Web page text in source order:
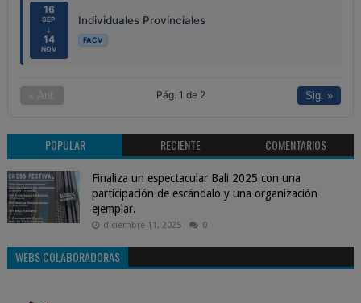
16
SEP
↓
14
NOV
Individuales Provinciales
FACV
« Ant. Pág. 1 de 2 Sig. »
POPULAR RECIENTE COMENTARIOS
Finaliza un espectacular Bali 2025 con una
participación de escándalo y una organización
ejemplar.
diciembre 11, 2025 0
WEBS COLABORADORAS